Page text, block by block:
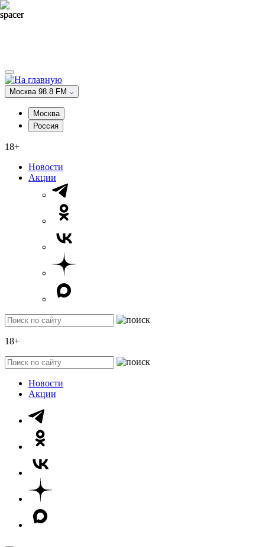
Москва 98.8 FM
Москва
Россия
18+
Новости
Акции
18+
Новости
Акции